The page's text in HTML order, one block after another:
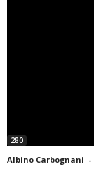
280
Albino Carbognani -